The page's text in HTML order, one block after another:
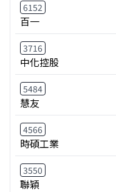
6152
百一
3716
中化控股
5484
慧友
4566
時碩工業
3550
聯穎